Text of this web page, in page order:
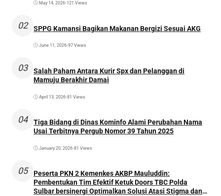
May 14, 2026•121 Views
02 SPPG Kamansi Bagikan Makanan Bergizi Sesuai AKG
June 11, 2026•97 Views
03
Salah Paham Antara Kurir Spx dan Pelanggan di
Mamuju Berakhir Damai
April 13, 2026•81 Views
04
Tiga Bidang di Dinas Kominfo Alami Perubahan Nama
Usai Terbitnya Pergub Nomor 39 Tahun 2025
January 20, 2026•81 Views
05
Peserta PKN 2 Kemenkes AKBP Mauluddin:
Pembentukan Tim Efektif Ketuk Doors TBC Polda
Sulbar bersinergi Optimalkan Solusi Atasi Stigma dan